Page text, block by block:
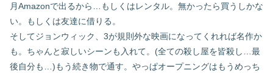
月Amazonで出るから…もしくはレンタル。無かったら買うしかな
い。もしくは友達に借りる。
そしてジョンウィック、3が規則外な映画になってくれれば名作か
も。ちゃんと寂しいシーンも入れて。(全ての殺し屋を皆殺し…最
後自分も…)もう続き物で通す。やっぱオープニングはもうめっち